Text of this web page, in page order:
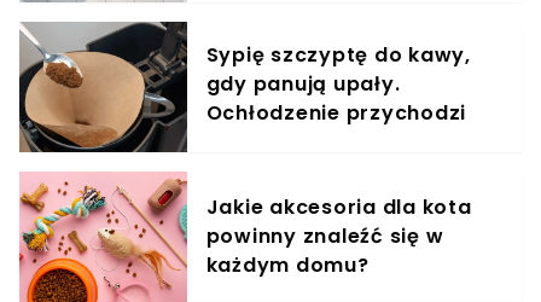
Sypię szczyptę do kawy,
gdy panują upały.
Ochłodzenie przychodzi
Jakie akcesoria dla kota
powinny znaleźć się w
każdym domu?